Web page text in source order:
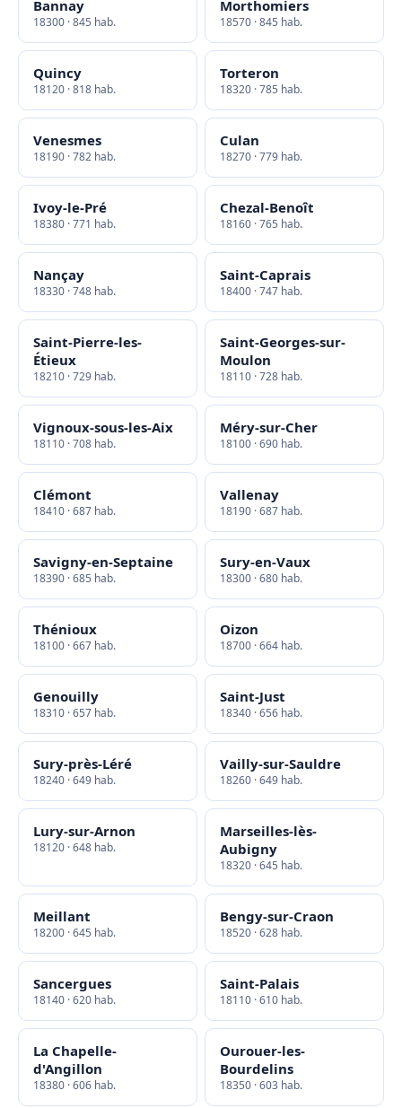
Bannay
18300 · 845 hab.
Morthomiers
18570 · 845 hab.
Quincy
18120 · 818 hab.
Torteron
18320 · 785 hab.
Venesmes
18190 · 782 hab.
Culan
18270 · 779 hab.
Ivoy-le-Pré
18380 · 771 hab.
Chezal-Benoît
18160 · 765 hab.
Nançay
18330 · 748 hab.
Saint-Caprais
18400 · 747 hab.
Saint-Pierre-les-
Étieux
18210 · 729 hab.
Saint-Georges-sur-
Moulon
18110 · 728 hab.
Vignoux-sous-les-Aix
18110 · 708 hab.
Méry-sur-Cher
18100 · 690 hab.
Clémont
18410 · 687 hab.
Vallenay
18190 · 687 hab.
Savigny-en-Septaine
18390 · 685 hab.
Sury-en-Vaux
18300 · 680 hab.
Thénioux
18100 · 667 hab.
Oizon
18700 · 664 hab.
Genouilly
18310 · 657 hab.
Saint-Just
18340 · 656 hab.
Sury-près-Léré
18240 · 649 hab.
Vailly-sur-Sauldre
18260 · 649 hab.
Lury-sur-Arnon
18120 · 648 hab.
Marseilles-lès-
Aubigny
18320 · 645 hab.
Meillant
18200 · 645 hab.
Bengy-sur-Craon
18520 · 628 hab.
Sancergues
18140 · 620 hab.
Saint-Palais
18110 · 610 hab.
La Chapelle-
d'Angillon
18380 · 606 hab.
Ourouer-les-
Bourdelins
18350 · 603 hab.